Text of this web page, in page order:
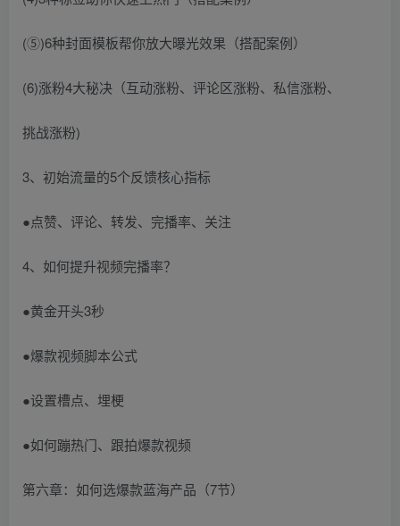
(⑤)6种封面模板帮你放大曝光效果（搭配案例）
(6)涨粉4大秘决（互动涨粉、评论区涨粉、私信涨粉、
挑战涨粉)
3、初始流量的5个反馈核心指标
●点赞、评论、转发、完播率、关注
4、如何提升视频完播率？
●黄金开头3秒
●爆款视频脚本公式
●设置槽点、埋梗
●如何蹦热门、跟拍爆款视频
第六章：如何选爆款蓝海产品（7节）